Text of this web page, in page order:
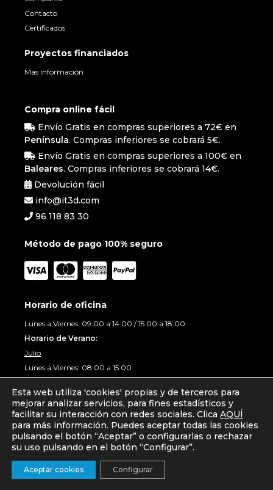
Contacto
Certificados
Proyectos financiados
Más información
Compra online fácil
Envío Gratis en compras superiores a 72€ en
Península. Compras inferiores se cobrará 5€.
Envío Gratis en compras superiores a 100€ en
Baleares. Compras inferiores se cobrará 14€.
Devolución fácil
info@it3d.com
96 118 83 30
Método de pago 100% seguro
Horario de oficina
Lunes a Viernes: 09:00 a 14:00 / 15:00 a 18:00
Horario de Verano:
Julio
Lunes a Viernes: 08:00 a 15:00
09:00 a 14:30
La empresa permanecerá cerrada del 10 al 16.
* Todos los nombres y marcas son usados como identificación.
Artículo añadido al carrito.
0 artículos -0,00€
Esta web utiliza 'cookies' propias y de terceros para
mejorar analizar servicios, para fines estadísticos y
facilitar su interacción con redes sociales. Clica AQUÍ
para más información. Puedes aceptar todas las cookies
pulsando el botón “Aceptar” o configurarlas o rechazar
su uso pulsando en el botón “Configurar”.
Aceptar cookies Configurar